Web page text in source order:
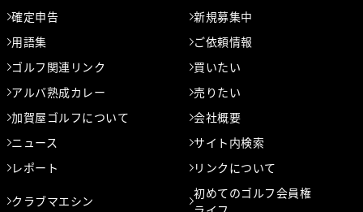
確定申告
新規募集中
用語集
ご依頼情報
ゴルフ関連リンク
買いたい
アルバ熟成カレー
売りたい
加賀屋ゴルフについて
会社概要
ニュース
サイト内検索
レポート
リンクについて
クラブマエシン
初めてのゴルフ会員権